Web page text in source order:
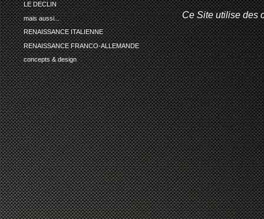
LE DECLIN
mais aussi...
RENAISSANCE ITALIENNE
RENAISSANCE FRANCO-ALLEMANDE
concepts & design
Ce Site utilise des